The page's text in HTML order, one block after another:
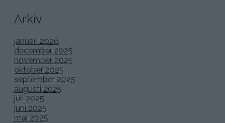
Arkiv
januari 2026
december 2025
november 2025
oktober 2025
september 2025
augusti 2025
juli 2025
juni 2025
maj 2025